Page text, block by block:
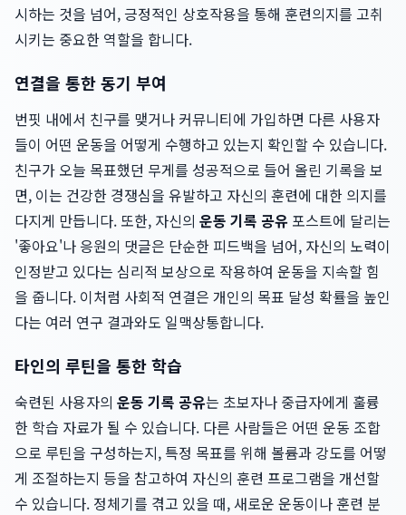
시하는 것을 넘어, 긍정적인 상호작용을 통해 훈련의지를 고취
시키는 중요한 역할을 합니다.
연결을 통한 동기 부여
번핏 내에서 친구를 맺거나 커뮤니티에 가입하면 다른 사용자
들이 어떤 운동을 어떻게 수행하고 있는지 확인할 수 있습니다.
친구가 오늘 목표했던 무게를 성공적으로 들어 올린 기록을 보
면, 이는 건강한 경쟁심을 유발하고 자신의 훈련에 대한 의지를
다지게 만듭니다. 또한, 자신의 운동 기록 공유 포스트에 달리는
'좋아요'나 응원의 댓글은 단순한 피드백을 넘어, 자신의 노력이
인정받고 있다는 심리적 보상으로 작용하여 운동을 지속할 힘
을 줍니다. 이처럼 사회적 연결은 개인의 목표 달성 확률을 높인
다는 여러 연구 결과와도 일맥상통합니다.
타인의 루틴을 통한 학습
숙련된 사용자의 운동 기록 공유는 초보자나 중급자에게 훌륭
한 학습 자료가 될 수 있습니다. 다른 사람들은 어떤 운동 조합
으로 루틴을 구성하는지, 특정 목표를 위해 볼륨과 강도를 어떻
게 조절하는지 등을 참고하여 자신의 훈련 프로그램을 개선할
수 있습니다. 정체기를 겪고 있을 때, 새로운 운동이나 훈련 분